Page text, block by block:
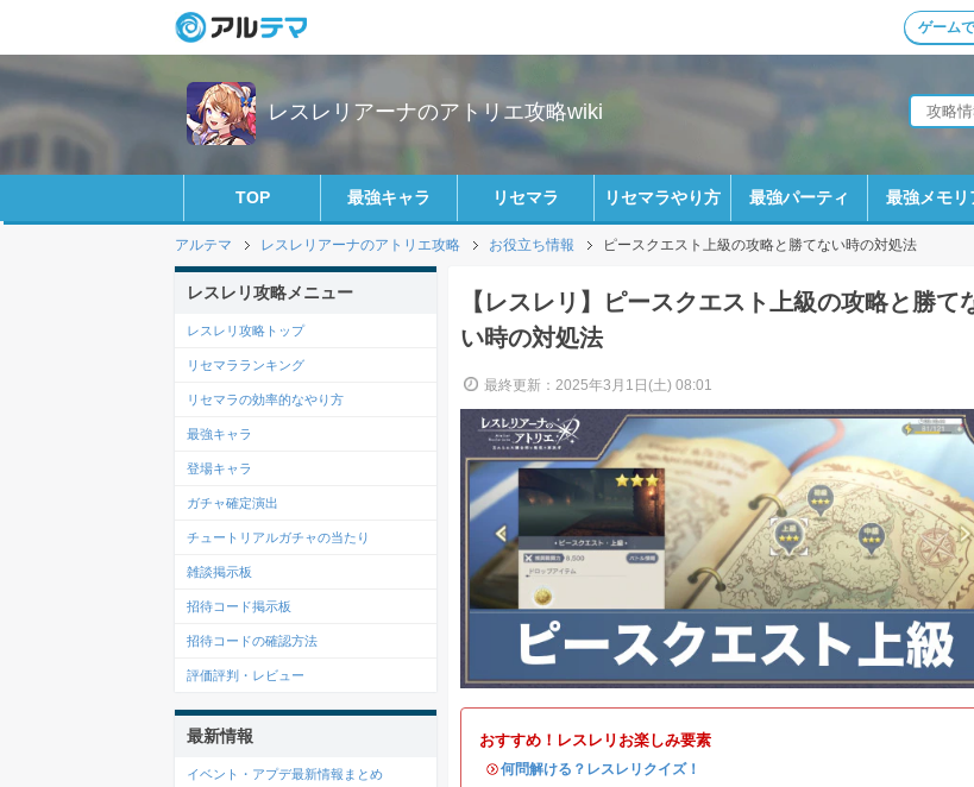
ゲーム
レスレリアーナのアトリエ攻略wiki
TOP 最強キャラ リセマラ リセマラやり方 最強パーティ 最強メモリ
アルテマ レスレリアーナのアトリエ攻略 お役立ち情報 ピースクエスト上級の攻略と勝てない時の対処法
【レスレリ】ピースクエスト上級の攻略と勝て
い時の対処法
最終更新：2025年3月1日(土) 08:01
おすすめ！レスレリお楽しみ要素
・何問解ける？レスレリクイズ！
レスレリ攻略メニュー
レスレリ攻略トップ
リセマラランキング
リセマラの効率的なやり方
最強キャラ
登場キャラ
ガチャ確定演出
チュートリアルガチャの当たり
雑談掲示板
招待コード掲示板
招待コードの確認方法
評価評判・レビュー
最新情報
イベント・アプデ最新情報まとめ